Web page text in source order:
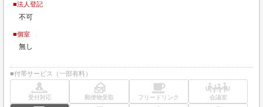
■法人登記
不可
■個室
無し
■付帯サービス（一部有料）
受付対応 郵便物受取 フリードリンク 会議室